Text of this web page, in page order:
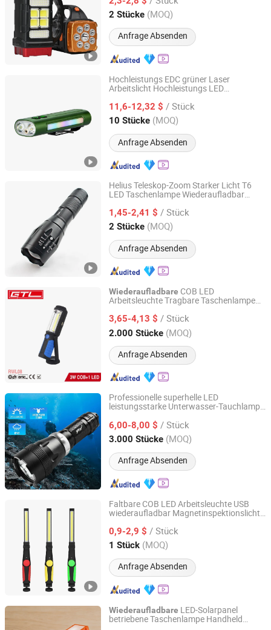
2 Stücke (MOQ)
Anfrage Absenden
Guangdong, China Seit 2023
Hochleistungs EDC grüner Laser
Arbeitslicht Hochleistungs LED
wiederaufladbareLaterne LED
Taschenlampe
11,6-12,32 $ / Stück
10 Stücke (MOQ)
Anfrage Absenden
Shenzhen Tuliang Technology Co., Ltd.
Guangdong, China Seit 2023
Helius Teleskop-Zoom Starker Licht T6
LED Taschenlampe Wiederaufladbar
1,45-2,41 $ / Stück
2 Stücke (MOQ)
Anfrage Absenden
Shenzhen Tuliang Technology Co., Ltd.
Guangdong, China Seit 2023
Wiederaufladbare COB LED
Arbeitsleuchte Tragbare Taschenlampe
3,65-4,13 $ / Stück
2.000 Stücke (MOQ)
Anfrage Absenden
CHINA GTL TOOLS LIMITED
Zhejiang, China Seit 2019
Professionelle superhelle LED
leistungsstarke Unterwasser-Tauchlampe
Unterwasser
6,00-8,00 $ / Stück
3.000 Stücke (MOQ)
Anfrage Absenden
Ningbo Weixin Houseware Co., Ltd.
Zhejiang, China Seit 2019
Faltbare COB LED Arbeitsleuchte USB
wiederaufladbar Magnetinspektionslicht
klappbarem Haken Reparaturlicht
0,9-2,9 $ / Stück
1 Stück (MOQ)
Anfrage Absenden
Anhui Lanyou Lighting Technology Co., Ltd.
Anhui, China Seit 2023
Wiederaufladbare LED-Solarpanel
betriebene Taschenlampe Handheld
Qingdao Sunshine New Energy Co., Ltd.